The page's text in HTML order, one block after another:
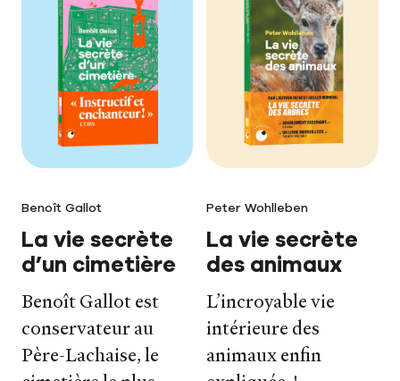
Nos livres
Benoît Gallot
La vie secrète
d’un cimetière
Benoît Gallot est
conservateur au
Père-Lachaise, le
Peter Wohlleben
La vie secrète
des animaux
L’incroyable vie
intérieure des
animaux enfin